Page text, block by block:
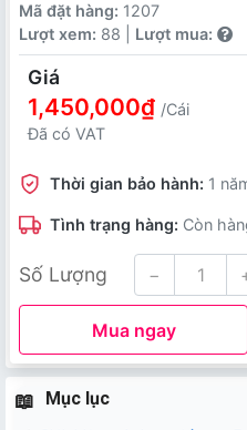
Mã đặt hàng: 1207
Lượt xem: 88 | Lượt mua:
Giá
1,450,000₫ /Cái
Đã có VAT
Thời gian bảo hành: 1
Tình trạng hàng: Còn
Số Lượng −
Mua ngay
Mục lục